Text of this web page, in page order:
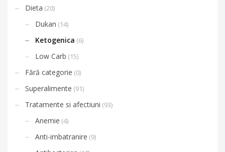
Dieta (20)
Dukan (14)
Ketogenica (6)
Low Carb (15)
Fără categorie (0)
Superalimente (91)
Tratamente si afectiuni (93)
Anemie (4)
Anti-imbatranire (9)